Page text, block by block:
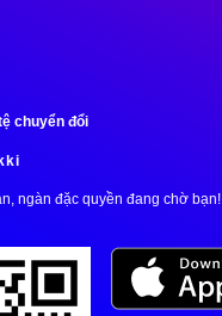
chuyển đổi
ngàn đặc quyền đang chờ bạn!